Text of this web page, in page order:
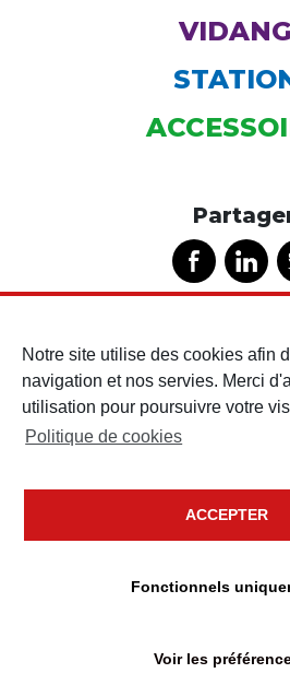
Notre site utilise des cookies afin
navigation et nos servies. Merci
utilisation pour poursuivre votre
Politique de cookies
ACCEPTER
Fonctionnels
Voir les
réservés
Politique de